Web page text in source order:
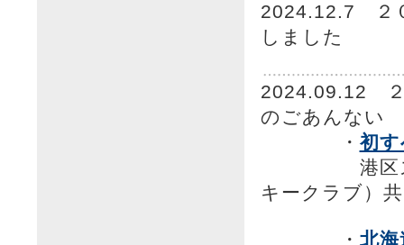
2024.12.7
２
しました
2024.09.12
のごあんない
・ 初
港区スキー
キークラブ）
・ 北